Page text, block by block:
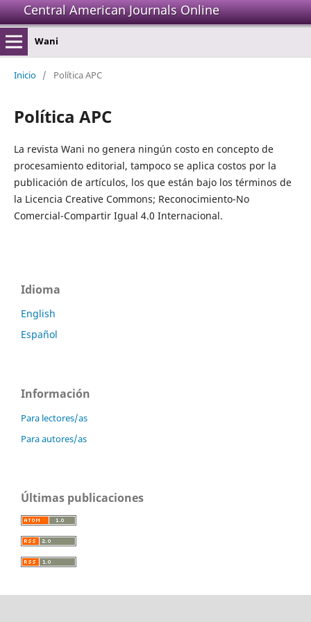
Central American Journals Online
Wani
Inicio / Política APC
Política APC
La revista Wani no genera ningún costo en concepto de
procesamiento editorial, tampoco se aplica costos por la
publicación de artículos, los que están bajo los términos de
la Licencia Creative Commons; Reconocimiento-No
Comercial-Compartir Igual 4.0 Internacional.
Idioma
English
Español
Información
Para lectores/as
Para autores/as
Últimas publicaciones